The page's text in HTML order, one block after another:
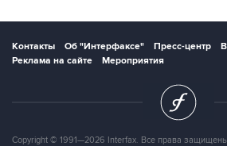
Контакты Об "Интерфаксе" Пресс-центр
Реклама на сайте
Мероприятия
Copyright © 1991—2026 Interfax. Все права